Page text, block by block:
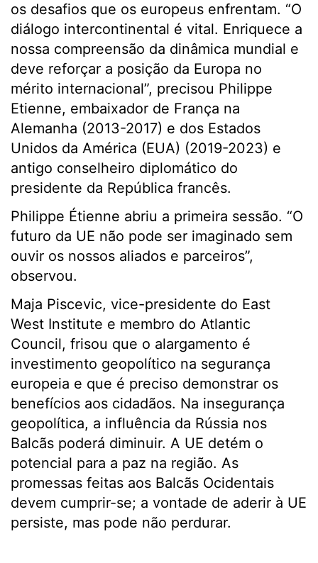
os desafios que os europeus enfrentam. “O
diálogo intercontinental é vital. Enriquece a
nossa compreensão da dinâmica mundial e
deve reforçar a posição da Europa no
mérito internacional”, precisou Philippe
Etienne, embaixador de França na
Alemanha (2013-2017) e dos Estados
Unidos da América (EUA) (2019-2023) e
antigo conselheiro diplomático do
presidente da República francês.
Philippe Étienne abriu a primeira sessão. “O
futuro da UE não pode ser imaginado sem
ouvir os nossos aliados e parceiros”,
observou.
Maja Piscevic, vice-presidente do East
West Institute e membro do Atlantic
Council, frisou que o alargamento é
investimento geopolítico na segurança
europeia e que é preciso demonstrar os
benefícios aos cidadãos. Na insegurança
geopolítica, a influência da Rússia nos
Balcãs poderá diminuir. A UE detém o
potencial para a paz na região. As
promessas feitas aos Balcãs Ocidentais
devem cumprir-se; a vontade de aderir à UE
persiste, mas pode não perdurar.